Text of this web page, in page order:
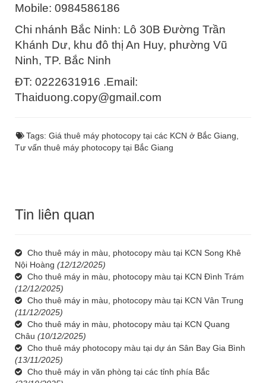
Mobile: 0984586186
Chi nhánh Bắc Ninh: Lô 30B Đường Trần
Khánh Dư, khu đô thị An Huy, phường Vũ
Ninh, TP. Bắc Ninh
ĐT: 0222631916 .Email:
Thaiduong.copy@gmail.com
Tags: Giá thuê máy photocopy tại các KCN ở Bắc Giang,
Tư vấn thuê máy photocopy tại Bắc Giang
Tin liên quan
Cho thuê máy in màu, photocopy màu tại KCN Song Khê
Nội Hoàng (12/12/2025)
Cho thuê máy in màu, photocopy màu tại KCN Đình Trám
(12/12/2025)
Cho thuê máy in màu, photocopy màu tại KCN Vân Trung
(11/12/2025)
Cho thuê máy in màu, photocopy màu tại KCN Quang
Châu (10/12/2025)
Cho thuê máy photocopy màu tại dự án Sân Bay Gia Bình
(13/11/2025)
Cho thuê máy in văn phòng tại các tỉnh phía Bắc